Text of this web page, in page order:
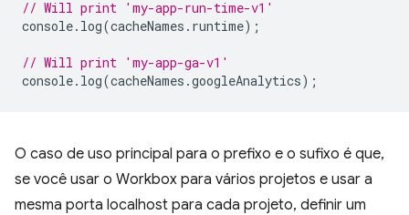
// Will print 'my-app-run-time-v1'
console. log(cacheNames . runtime);
// Will print 'my-app-ga-v1'
console. log(cacheNames .googleAnalytics);
O caso de uso principal para o prefixo e o sufixo é que,
se você usar o Workbox para vários projetos e usar a
mesma porta localhost para cada projeto, definir um